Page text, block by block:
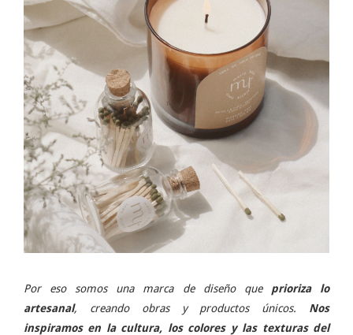
Por eso somos una marca de diseño que prioriza lo
artesanal, creando obras y productos únicos. Nos
inspiramos en la cultura, los colores y las texturas del